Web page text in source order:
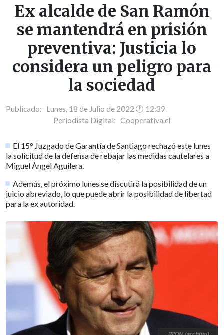
Ex alcalde de San Ramón
se mantendrá en prisión
preventiva: Justicia lo
considera un peligro para
la sociedad
Publicado: Lunes, 18 de Julio de 2022 🕐 12:39
Periodista Digital: Cooperativa.cl
El 15° Juzgado de Garantía de Santiago rechazó este lunes
la solicitud de la defensa de rebajar las medidas cautelares a
Miguel Ángel Aguilera.
Además, el próximo lunes se discutirá la posibilidad de un
juicio abreviado, lo que puede abrir la posibilidad de libertad
para la ex autoridad.